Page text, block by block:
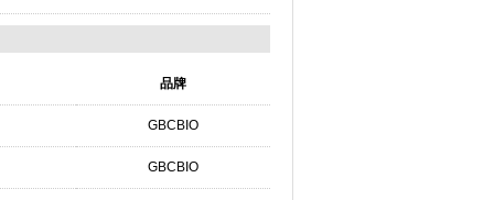
品牌
GBCBIO
GBCBIO